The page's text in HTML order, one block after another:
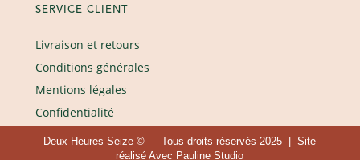
SERVICE CLIENT
Livraison et retours
Conditions générales
Mentions légales
Confidentialité
Deux Heures Seize © — Tous droits réservés 2025 | Site
réaliséAvec Pauline Studio